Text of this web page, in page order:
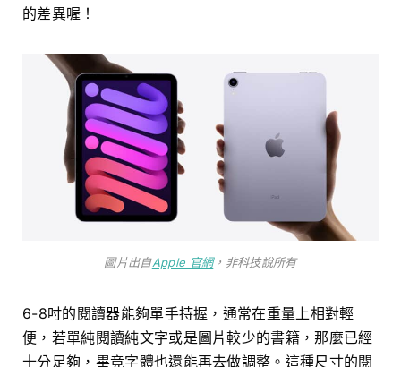
的差異喔！
圖片出自Apple 官網，非科技說所有
6-8吋的閱讀器能夠單手持握，通常在重量上相對輕
便，若單純閱讀純文字或是圖片較少的書籍，那麼已經
十分足夠，畢竟字體也還能再去做調整。這種尺寸的閱